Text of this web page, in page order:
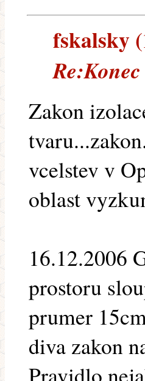
fskalsky
Zakon
vcelstev v
oblast
16.12.2006
prostoru
prumer
diva zakon
Pravidlo